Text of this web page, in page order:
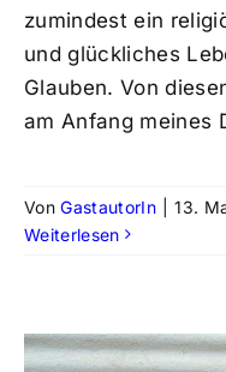
zumindest ein
und glückliches
Glauben. Von
am Anfang meines
VonGastautorIn 13.
Weiterlesen